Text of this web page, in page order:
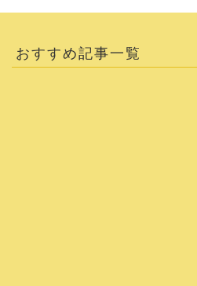
おすすめ記事一覧